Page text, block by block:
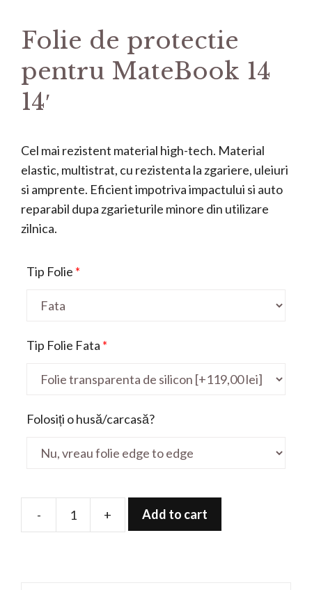
Folie de protectie
pentru MateBook 14
14′
Cel mai rezistent material high-tech. Material
elastic, multistrat, cu rezistenta la zgariere, uleiuri
si amprente. Eficient impotriva impactului si auto
reparabil dupa zgarieturile minore din utilizare
zilnica.
Tip Folie *
Tip Folie Fata *
Folosiți o husă/carcasă?
-
Folie
+ Add to cart